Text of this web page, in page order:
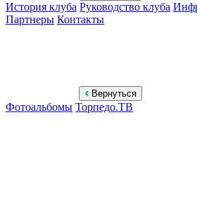
История клуба Руководство клуба
Партнеры Контакты
Вернуться
Фотоальбомы Торпедо.ТВ